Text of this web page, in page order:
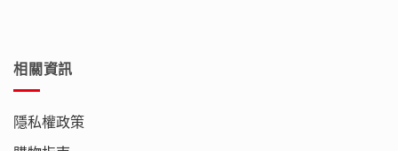
相關資訊
隱私權政策